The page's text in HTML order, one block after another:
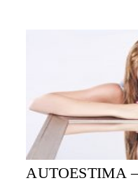
AUTOESTIMA